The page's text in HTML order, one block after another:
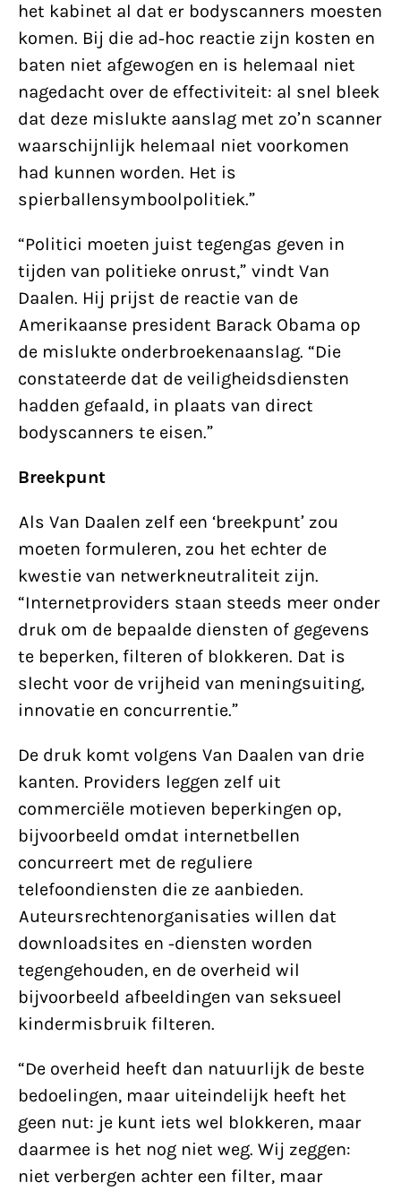
het kabinet al dat er bodyscanners moesten
komen. Bij die ad-hoc reactie zijn kosten en
baten niet afgewogen en is helemaal niet
nagedacht over de effectiviteit: al snel bleek
dat deze mislukte aanslag met zo’n scanner
waarschijnlijk helemaal niet voorkomen
had kunnen worden. Het is
spierballensymboolpolitiek.”
“Politici moeten juist tegengas geven in
tijden van politieke onrust,” vindt Van
Daalen. Hij prijst de reactie van de
Amerikaanse president Barack Obama op
de mislukte onderbroekenaanslag. “Die
constateerde dat de veiligheidsdiensten
hadden gefaald, in plaats van direct
bodyscanners te eisen.”
Breekpunt
Als Van Daalen zelf een ‘breekpunt’ zou
moeten formuleren, zou het echter de
kwestie van netwerkneutraliteit zijn.
“Internetproviders staan steeds meer onder
druk om de bepaalde diensten of gegevens
te beperken, filteren of blokkeren. Dat is
slecht voor de vrijheid van meningsuiting,
innovatie en concurrentie.”
De druk komt volgens Van Daalen van drie
kanten. Providers leggen zelf uit
commerciële motieven beperkingen op,
bijvoorbeeld omdat internetbellen
concurreert met de reguliere
telefoondiensten die ze aanbieden.
Auteursrechtenorganisaties willen dat
downloadsites en -diensten worden
tegengehouden, en de overheid wil
bijvoorbeeld afbeeldingen van seksueel
kindermisbruik filteren.
“De overheid heeft dan natuurlijk de beste
bedoelingen, maar uiteindelijk heeft het
geen nut: je kunt iets wel blokkeren, maar
daarmee is het nog niet weg. Wij zeggen:
niet verbergen achter een filter, maar